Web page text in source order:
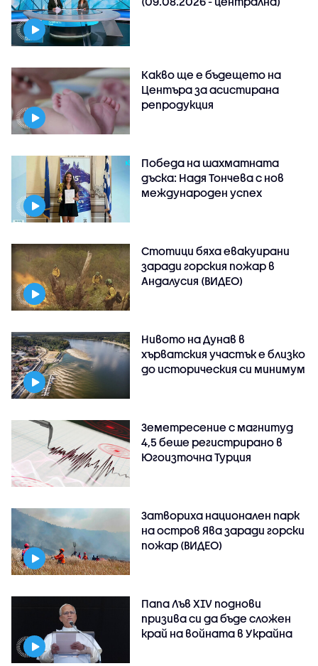
Какво ще е бъдещето на
Центъра за асистирана
репродукция
Победа на шахматната
дъска: Надя Тончева с нов
международен успех
Стотици бяха евакуирани
заради горския пожар в
Андалусия (ВИДЕО)
Нивото на Дунав в
хърватския участък е близко
до историческия си минимум
Земетресение с магнитуд
4,5 беше регистрирано в
Югоизточна Турция
Затвориха национален парк
на остров Ява заради горски
пожар (ВИДЕО)
Папа Лъв XIV поднови
призива си да бъде сложен
край на войната в Украйна